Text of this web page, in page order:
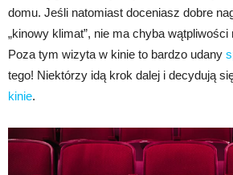
domu. Jeśli natomiast doceniasz dobre
„kinowy klimat”, nie ma chyba
Poza tym wizyta w kinie to bardzo udany
tego! Niektórzy idą krok dalej i decydują
kinie.